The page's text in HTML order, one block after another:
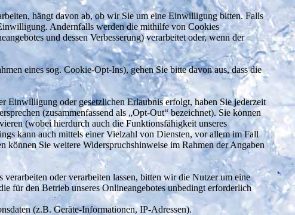
hängt davon ab, ob wir Sie um eine Einwilligung bitten. Falls
Andernfalls werden die mithilfe von Cookies
und dessen Verbesserung) verarbeitet oder, wenn der
eines sog. Cookie-Opt-Ins), gehen Sie bitte davon aus, dass die
Einwilligung oder gesetzlichen Erlaubnis erfolgt, haben Sie jederzeit
(zusammenfassend als „Opt-Out“ bezeichnet). Sie können
(wobei hierdurch auch die Funktionsfähigkeit unseres
kann auch mittels einer Vielzahl von Diensten, vor allem im Fall
Sie weitere Widerspruchshinweise im Rahmen der Angaben
oder verarbeiten lassen, bitten wir die Nutzer um eine
für den Betrieb unseres Onlineangebotes unbedingt erforderlich
(z.B. Geräte-Informationen, IP-Adressen).